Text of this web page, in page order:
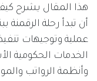
هذا المقال يشرح
أن تبدأ رحلة الرقمنة
الخدمات الحكومية
وأنظمة الرواتب